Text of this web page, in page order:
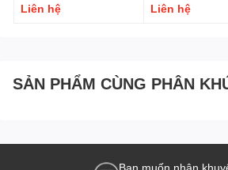
Liên hệ
Liên hệ
SẢN PHẨM CÙNG PHÂN
Bạn muốn nhận